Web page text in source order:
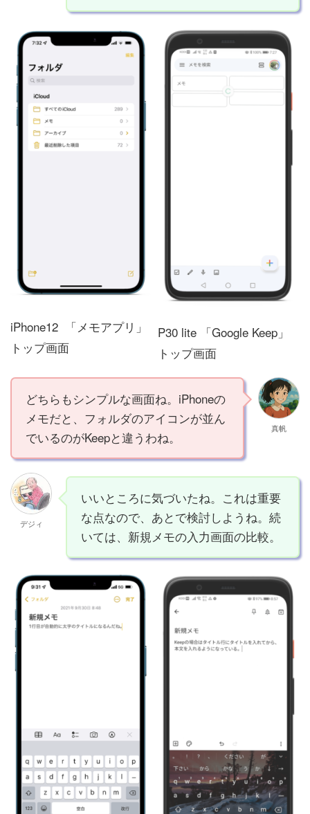
iPhone12 「メモアプリ」
トップ画面
P30 lite 「Google Keep」
トップ画面
どちらもシンプルな画面ね。iPhoneの
メモだと、フォルダのアイコンが並ん
でいるのがKeepと違うわね。
真帆
デジィ
いいところに気づいたね。これは重要
な点なので、あとで検討しようね。続
いては、新規メモの入力画面の比較。